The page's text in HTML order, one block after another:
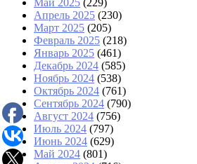
Май 2025 (229)
Апрель 2025 (230)
Март 2025 (205)
Февраль 2025 (218)
Январь 2025 (461)
Декабрь 2024 (585)
Ноябрь 2024 (538)
Октябрь 2024 (761)
Сентябрь 2024 (790)
Август 2024 (756)
Июль 2024 (797)
Июнь 2024 (629)
Май 2024 (801)